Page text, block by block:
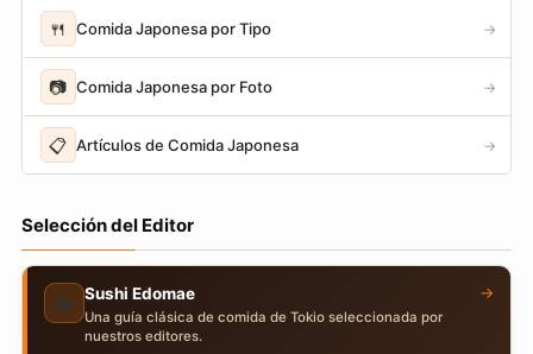
🍴 Comida Japonesa por Tipo →
📷 Comida Japonesa por Foto →
📋 Artículos de Comida Japonesa →
Selección del Editor
🍣 Sushi Edomae
Una guía clásica de comida de Tokio seleccionada por
nuestros editores.
→